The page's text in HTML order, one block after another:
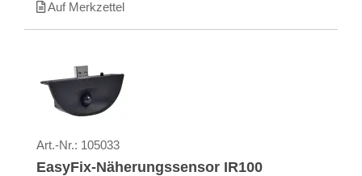
Auf Merkzettel
Art.-Nr.: 105033
EasyFix-Näherungssensor IR100